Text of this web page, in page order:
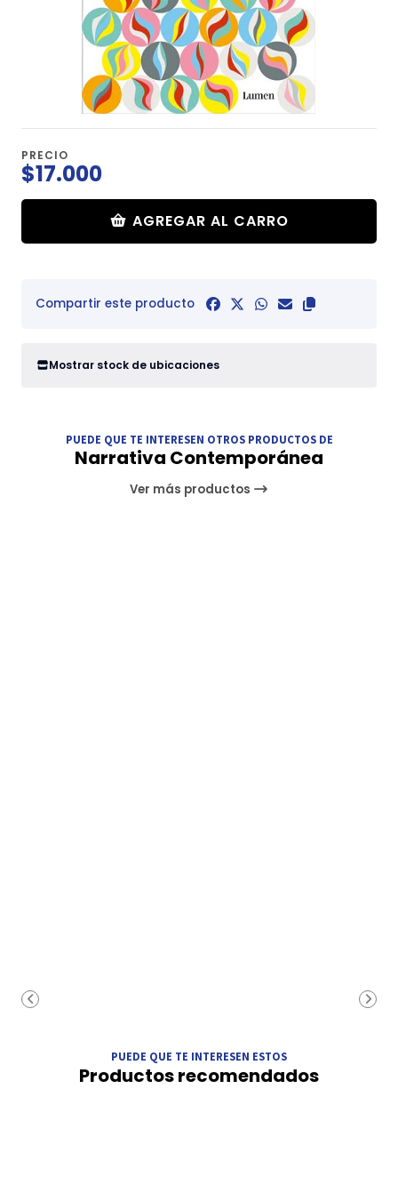
PRECIO
$17.000
AGREGAR AL CARRO
Compartir este producto
Mostrar stock de ubicaciones
PUEDE QUE TE INTERESEN OTROS PRODUCTOS DE
Narrativa Contemporánea
Ver más productos
PUEDE QUE TE INTERESEN ESTOS
Productos recomendados